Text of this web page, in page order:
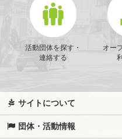
活動団体を探す・
連絡する
オー
サイトについて
団体・活動情報